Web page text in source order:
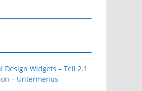
Design Widgets – Teil 2.1
– Untermenüs